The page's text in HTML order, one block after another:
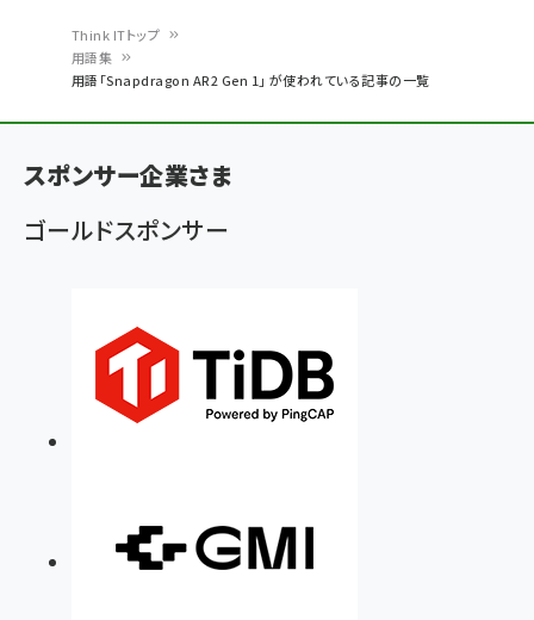
ン
く
ず
Think ITトップ
用語集
用語「Snapdragon AR2 Gen 1」 が使われている記事の一覧
スポンサー企業さま
ゴールドスポンサー